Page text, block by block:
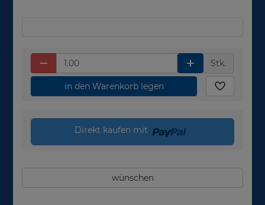
Stk.
in den Warenkorb legen
Direkt kaufen mit
wünschen